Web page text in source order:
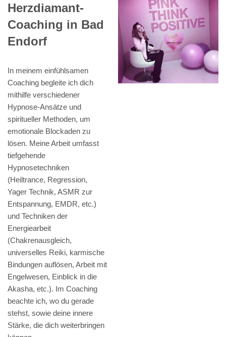
Herzdiamant-
Coaching in Bad
Endorf
In meinem einfühlsamen
Coaching begleite ich dich
mithilfe verschiedener
Hypnose-Ansätze und
spiritueller Methoden, um
emotionale Blockaden zu
lösen. Meine Arbeit umfasst
tiefgehende
Hypnosetechniken
(Heiltrance, Regression,
Yager Technik, ASMR zur
Entspannung, EMDR, etc.)
und Techniken der
Energiearbeit
(Chakrenausgleich,
universelles Reiki, karmische
Bindungen auflösen, Arbeit mit
Engelwesen, Einblick in die
Akasha, etc.). Im Coaching
beachte ich, wo du gerade
stehst, sowie deine innere
Stärke, die dich weiterbringen